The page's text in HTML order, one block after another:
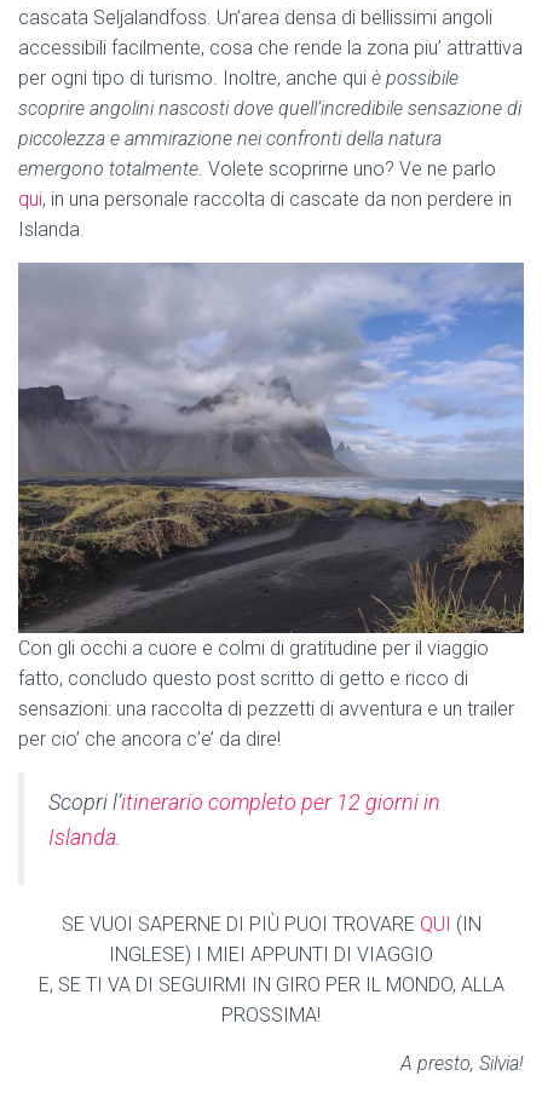
cascata Seljalandfoss. Un’area densa di bellissimi angoli
accessibili facilmente, cosa che rende la zona piu’ attrattiva
per ogni tipo di turismo. Inoltre, anche qui è possibile
scoprire angolini nascosti dove quell’incredibile sensazione di
piccolezza e ammirazione nei confronti della natura
emergono totalmente . Volete scoprirne uno? Ve ne parlo
qui, in una personale raccolta di cascate da non perdere in
Islanda.
Con gli occhi a cuore e colmi di gratitudine per il viaggio
fatto, concludo questo post scritto di getto e ricco di
sensazioni: una raccolta di pezzetti di avventura e un trailer
per cio’ che ancora c’e’ da dire!
Scopri l’itinerario completo per 12 giorni in
Islanda
SE VUOI SAPERNE DI PIÙ PUOI TROVARE QUI (IN
INGLESE) I MIEI APPUNTI DI VIAGGIO
E, SE TI VA DI SEGUIRMI IN GIRO PER IL MONDO, ALLA
PROSSIMA!
A presto, Silvia!